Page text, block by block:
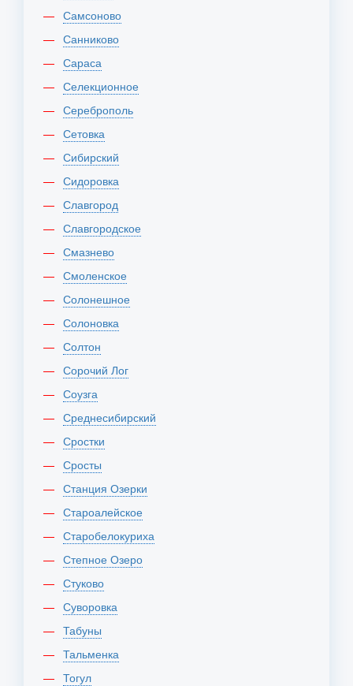
Самсоново
Санниково
Сараса
Селекционное
Сереброполь
Сетовка
Сибирский
Сидоровка
Славгород
Славгородское
Смазнево
Смоленское
Солонешное
Солоновка
Солтон
Сорочий Лог
Соузга
Среднесибирский
Сростки
Сросты
Станция Озерки
Староалейское
Старобелокуриха
Степное Озеро
Стуково
Суворовка
Табуны
Тальменка
Тогул